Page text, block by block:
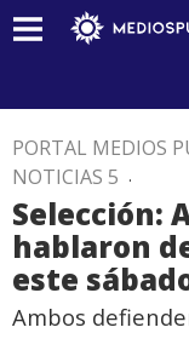
PORTAL MEDIOS
NOTICIAS 5 .
Selección:
hablaron
este
Ambos